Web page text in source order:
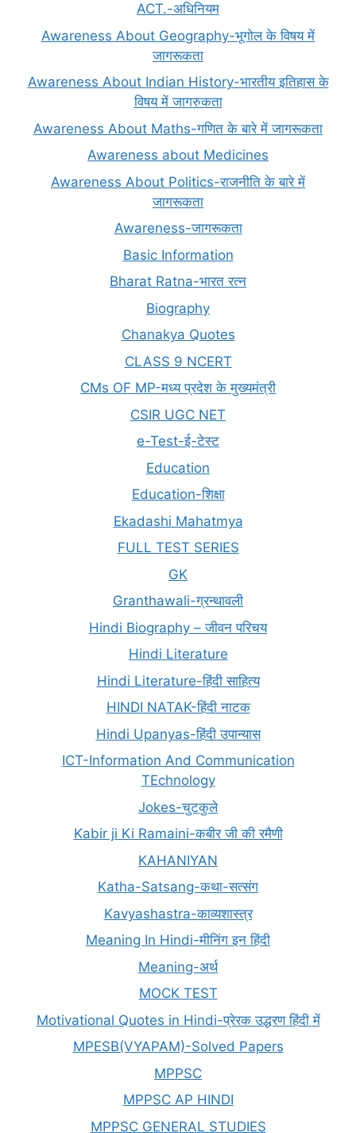
ACT.-अधिनियम
Awareness About Geography-भूगोल के विषय में
जागरूकता
Awareness About Indian History-भारतीय इतिहास के
विषय में जागरुकता
Awareness About Maths-गणित के बारे में जागरूकता
Awareness about Medicines
Awareness About Politics-राजनीति के बारे में
जागरूकता
Awareness-जागरूकता
Basic Information
Bharat Ratna-भारत रत्न
Biography
Chanakya Quotes
CLASS 9 NCERT
CMs OF MP-मध्य प्रदेश के मुख्यमंत्री
CSIR UGC NET
e-Test-ई-टेस्ट
Education
Education-शिक्षा
Ekadashi Mahatmya
FULL TEST SERIES
GK
Granthawali-ग्रन्थावली
Hindi Biography – जीवन परिचय
Hindi Literature
Hindi Literature-हिंदी साहित्य
HINDI NATAK-हिंदी नाटक
Hindi Upanyas-हिंदी उपान्यास
ICT-Information And Communication
TEchnology
Jokes-चुटकुले
Kabir ji Ki Ramaini-कबीर जी की रमैणी
KAHANIYAN
Katha-Satsang-कथा-सत्संग
Kavyashastra-काव्यशास्त्र
Meaning In Hindi-मीनिंग इन हिंदी
Meaning-अर्थ
MOCK TEST
Motivational Quotes in Hindi-प्रेरक उद्धरण हिंदी में
MPESB(VYAPAM)-Solved Papers
MPPSC
MPPSC AP HINDI
MPPSC GENERAL STUDIES